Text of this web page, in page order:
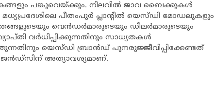
പങ്കുവെയ്ക്കും. നിലവില്‍ ജാവ ബൈക്കുകള്‍
മധ്യപ്രദേശിലെ പീതംപുര്‍ പ്ലാന്റില്‍ യെസ്ഡി മോഡലുകളും
തങ്ങളുടെയും വെന്‍ഡര്‍മാരുടെയും ഡീലര്‍മാരുടെയും
വര്‍ധിപ്പിക്കുന്നതിനും സാധ്യതകള്‍
യെസ്ഡി ബ്രാന്‍ഡ് പുനരുജ്ജീവിപ്പിക്കേണ്ടത്
അത്യാവശ്യമാണ്.